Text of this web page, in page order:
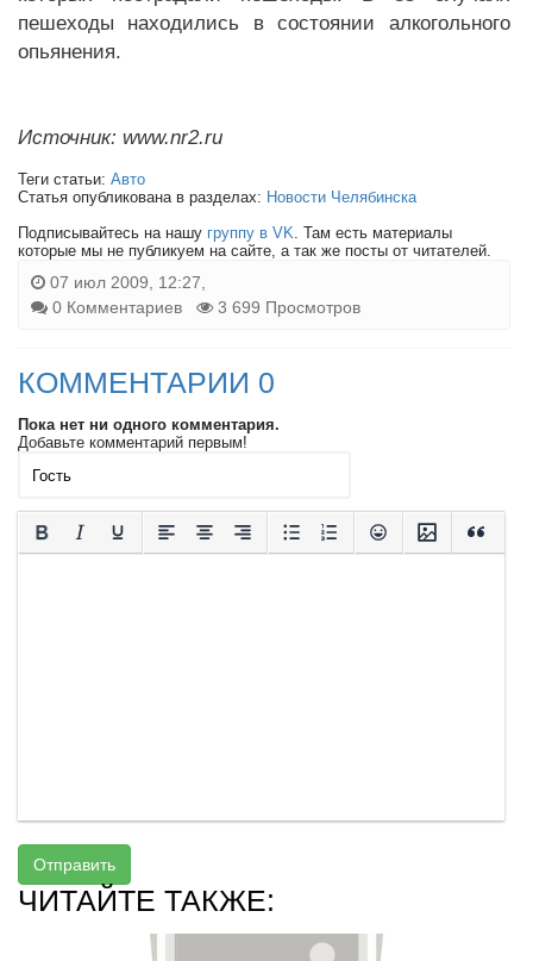
пешеходы находились в состоянии алкогольного
опьянения.
Источник: www.nr2.ru
Теги статьи: Авто
Статья опубликована в разделах: Новости Челябинска
Подписывайтесь на нашу группу в VK. Там есть материалы
которые мы не публикуем на сайте, а так же посты от читателей.
07 июл 2009, 12:27,
0 Комментариев
3 699 Просмотров
КОММЕНТАРИИ 0
Пока нет ни одного комментария.
Добавьте комментарий первым!
Отправить
ЧИТАЙТЕ ТАКЖЕ: